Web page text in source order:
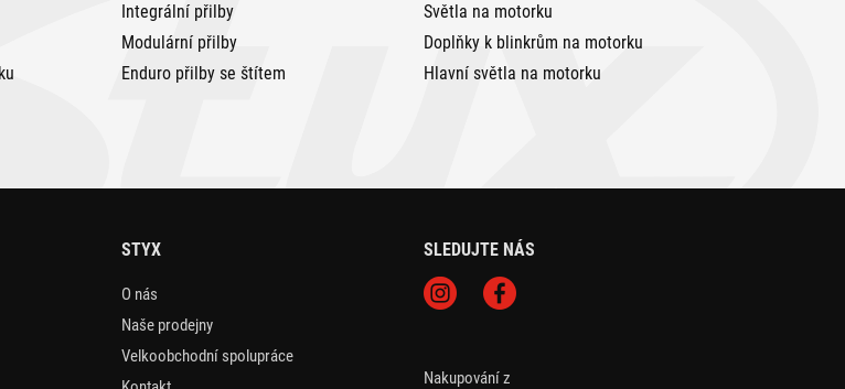
Integrální přilby
Modulární přilby
Enduro přilby se štítem
Světla na motorku
Doplňky k blinkrům na motorku
Hlavní světla na motorku
STYX
O nás
Naše prodejny
Velkoobchodní spolupráce
SLEDUJTE NÁS
Nakupování z